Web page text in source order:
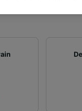
à Milan
ne seront pas
vous nous avez
des données